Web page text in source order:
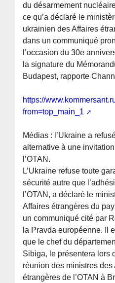
du désarmement
ce qu’a déclaré le
ukrainien des Affaires
dans un communiqué
l’occasion du 30e
la signature du
Budapest, rapporte
https://
from=top_main_1
Médias : l’Ukraine a
alternative à une
l’OTAN.
L’Ukraine refuse toute
sécurité autre que
l’OTAN, a déclaré le
Affaires étrangères du
un communiqué cité par
la Pravda européenne. Il
que le chef du
Sibiga, le présentera lors
réunion des ministres des
étrangères de l’OTAN à